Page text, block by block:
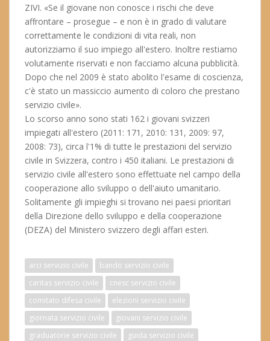
ZIVI. «Se il giovane non conosce i rischi che deve
affrontare – prosegue – e non è in grado di valutare
correttamente le condizioni di vita reali, non
autorizziamo il suo impiego all'estero. Inoltre restiamo
volutamente riservati e non facciamo alcuna pubblicità.
Dopo che nel 2009 è stato abolito l'esame di coscienza,
c'è stato un massiccio aumento di coloro che prestano
servizio civile».
Lo scorso anno sono stati 162 i giovani svizzeri
impiegati all'estero (2011: 171, 2010: 131, 2009: 97,
2008: 73), circa l'1% di tutte le prestazioni del servizio
civile in Svizzera, contro i 450 italiani. Le prestazioni di
servizio civile all'estero sono effettuate nel campo della
cooperazione allo sviluppo o dell'aiuto umanitario.
Solitamente gli impieghi si trovano nei paesi prioritari
della Direzione dello sviluppo e della cooperazione
(DEZA) del Ministero svizzero degli affari esteri.
arci servizio civile
bando servizio civile
caritas servizio civile
cnesc servizio civile
comitato difesa civile
elezioni servizio civile
giornata servizio civile
giovani servizio civile
graduatorie servizio civile
guida servizio civile